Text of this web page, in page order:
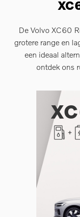
De Volvo XC60
grotere range en
een ideaal
ontdek ons